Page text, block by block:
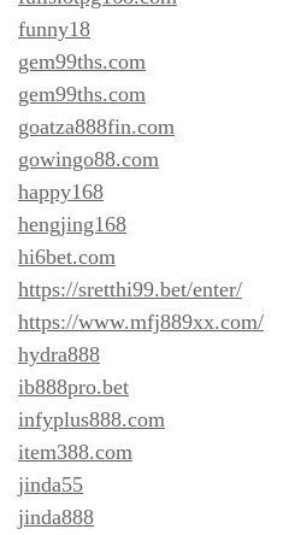
funny18
gem99ths.com
gem99ths.com
goatza888fin.com
gowingo88.com
happy168
hengjing168
hi6bet.com
https://sretthi99.bet/enter/
https://www.mfj889xx.com/
hydra888
ib888pro.bet
infyplus888.com
item388.com
jinda55
jinda888